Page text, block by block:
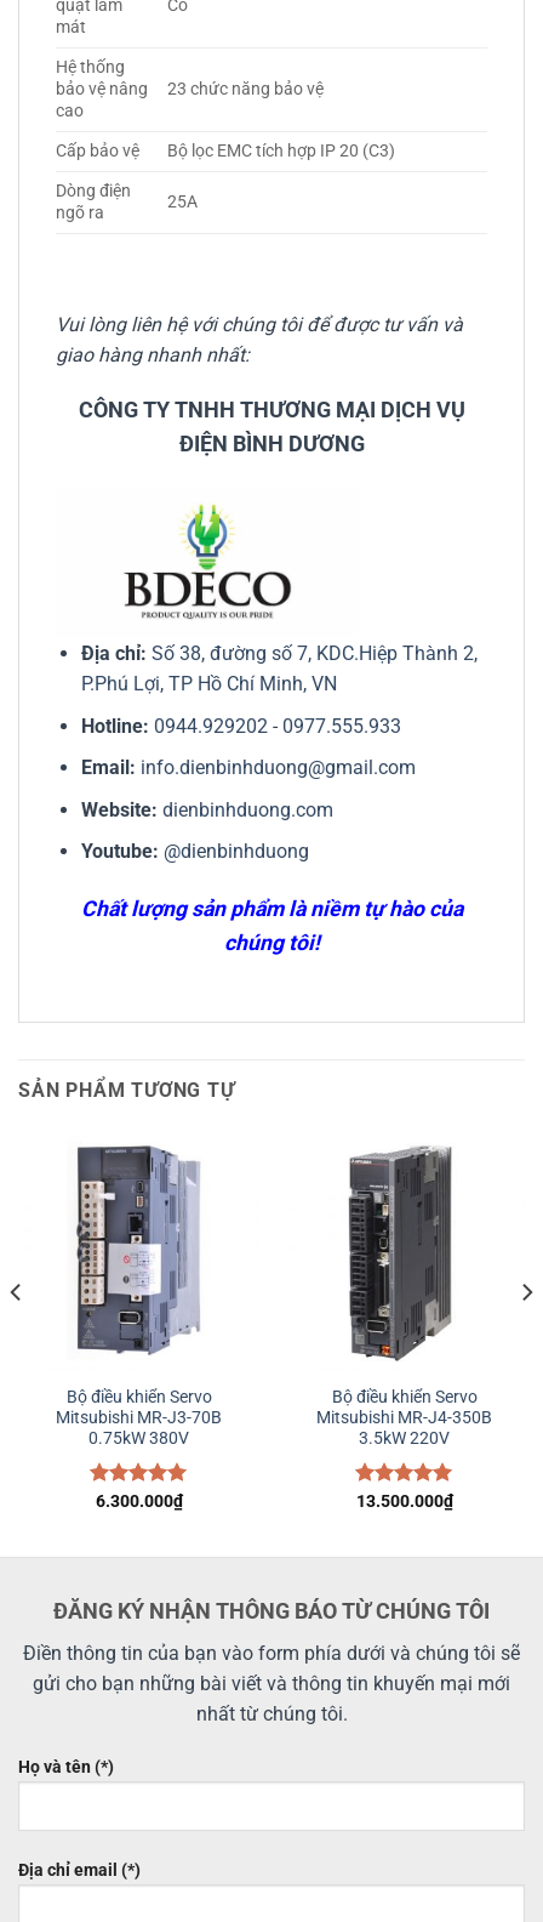
quạt làm
mát
Có
Hệ thống
bảo vệ nâng
cao
23 chức năng bảo vệ
Cấp bảo vệ
Bộ lọc EMC tích hợp IP 20 (C3)
Dòng điện
ngõ ra
25A
Vui lòng liên hệ với chúng tôi để được tư vấn và
giao hàng nhanh nhất:
CÔNG TY TNHH THƯƠNG MẠI DỊCH VỤ
ĐIỆN BÌNH DƯƠNG
Địa chỉ: Số 38, đường số 7, KDC.Hiệp Thành 2,
P.Phú Lợi, TP Hồ Chí Minh, VN
Hotline: 0944.929202 - 0977.555.933
Email: info.dienbinhduong@gmail.com
Website: dienbinhduong.com
Youtube: @dienbinhduong
Chất lượng sản phẩm là niềm tự hào của
chúng tôi!
SẢN PHẨM TƯƠNG TỰ
Bộ điều khiển Servo
Mitsubishi MR-J3-70B
0.75kW 380V
Được xếp
6.300.000₫
Bộ điều khiển Servo
Mitsubishi MR-J4-350B
3.5kW 220V
Được xếp
13.500.000₫
ĐĂNG KÝ NHẬN THÔNG BÁO TỪ CHÚNG TÔI
Điền thông tin của bạn vào form phía dưới và chúng tôi sẽ
gửi cho bạn những bài viết và thông tin khuyến mại mới
nhất từ chúng tôi.
Họ và tên (*)
Địa chỉ email (*)